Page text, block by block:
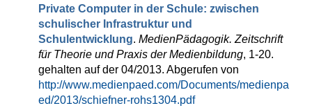
Private Computer in der Schule: zwischen
schulischer Infrastruktur und
Schulentwicklung. MedienPädagogik. Zeitschrift
für Theorie und Praxis der Medienbildung, 1-20.
gehalten auf der 04/2013. Abgerufen von
http://www.medienpaed.com/Documents/medienpa
ed/2013/schiefner-rohs1304.pdf